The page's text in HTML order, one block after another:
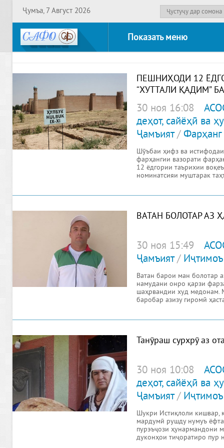
Ҷумъа, 7 Август 2026
Показать меню
ПЕШНИҲОДИ 12
“ХУТТАЛИ ҚАДИМ”
30 ноя 16:08
деҳот, сайёҳӣ ва
Ҷамъият/Фарҳанг
Шӯъбаи ҳифз ва
фарҳангии вазорати
12 ёдгории таърихии
номинатсияи муштарак
ВАТАН БОЛОТАР АЗ
30 ноя 15:49
Ҷамъият/ Иҷтимоъ
Ватан барои ман болотар
намудани онро қарзи
шаҳрвандии худ медонам.
баробар азизу гиромӣ
Танӯраш сурхрӯ аз
30 ноя 10:08
деҳот, сайёҳӣ ва
Ҷамъият/ Иҷтимоъ
Шукри Истиқлоли кишвар,
мардумӣ рушду нумуъ
пурэъҷози ҳунармандони
дуконҳои тиҷоратиро пур